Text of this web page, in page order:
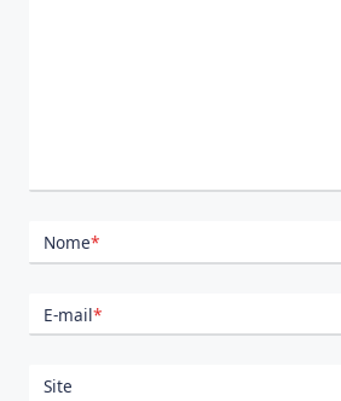
Nome*
E-mail*
Site